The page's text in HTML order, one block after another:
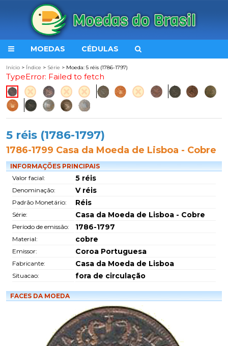
MOEDAS CÉDULAS
Início > Índice > Série > Moeda: 5 réis (1786-1797)
TypeError: Failed to fetch
5 réis (1786-1797)
1786-1799 Casa da Moeda de Lisboa - Cobre
INFORMAÇÕES PRINCIPAIS
Valor facial:
5 réis
Denominação: V réis
Padrão Monetário: Réis
Série: Casa da Moeda de Lisboa - Cobre
Período de emissão: 1786-1797
Material: cobre
Emissor: Coroa Portuguesa
Fabricante: Casa da Moeda de Lisboa
Situacao: fora de circulação
FACES DA MOEDA